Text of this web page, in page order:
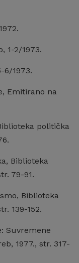
1-2/1973.
6/1973.
Emitirano na
politička
Biblioteka
79-91.
Biblioteka
139-152.
Suvremene
1977., str. 317-